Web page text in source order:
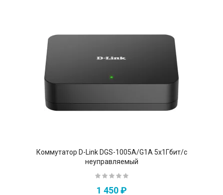
Коммутатор D-Link DGS-1005A/G1A 5x1Гбит/с
неуправляемый
1 450 ₽